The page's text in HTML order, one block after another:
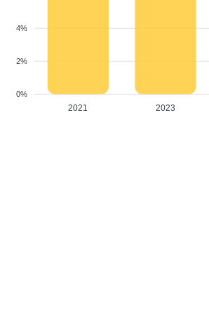
4%
2%
0%
2021 2023